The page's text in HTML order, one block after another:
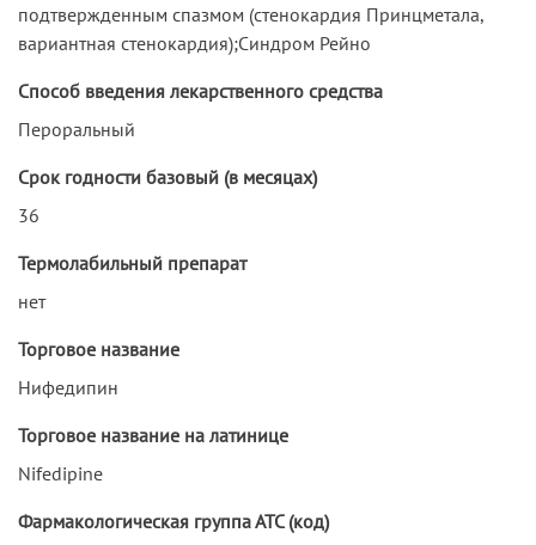
подтвержденным спазмом (стенокардия Принцметала,
вариантная стенокардия);Синдром Рейно
Способ введения лекарственного средства
Пероральный
Срок годности базовый (в месяцах)
36
Термолабильный препарат
нет
Торговое название
Нифедипин
Торговое название на латинице
Nifedipine
Фармакологическая группа АТС (код)